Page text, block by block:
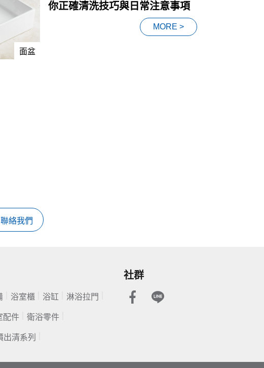
面盆
你正確清洗技巧與日常注意事項
MORE >
聯絡我們
浴室櫃 浴缸 淋浴拉門
配件 衛浴零件
出清系列
社群